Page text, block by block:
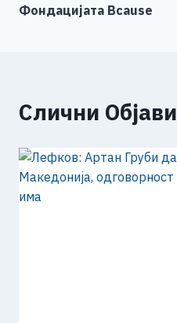
Фондацијата Bcause
Слични Објави